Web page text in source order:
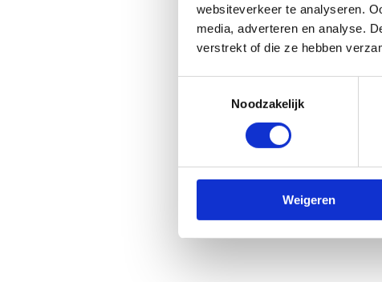
websiteverkeer te analyseren.
media, adverteren en analyse.
verstrekt of die ze hebben
Noodzakelijk
Weigeren